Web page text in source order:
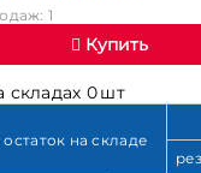
1
Купить
складах 0 шт
остаток на складе